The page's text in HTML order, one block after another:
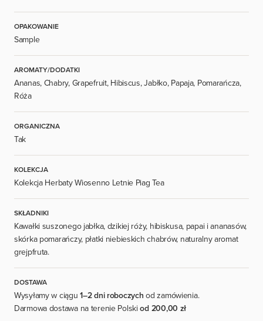
OPAKOWANIE
Sample
AROMATY/DODATKI
Ananas, Chabry, Grapefruit, Hibiscus, Jabłko, Papaja, Pomarańcza,
Róża
ORGANICZNA
Tak
KOLEKCJA
Kolekcja Herbaty Wiosenno Letnie Piag Tea
SKŁADNIKI
Kawałki suszonego jabłka, dzikiej róży, hibiskusa, papai i ananasów,
skórka pomarańczy, płatki niebieskich chabrów, naturalny aromat
grejpfruta.
DOSTAWA
Wysyłamy w ciągu1–2 dni roboczych od zamówienia.
Darmowa dostawa na terenie Polskiod 200,00 zł